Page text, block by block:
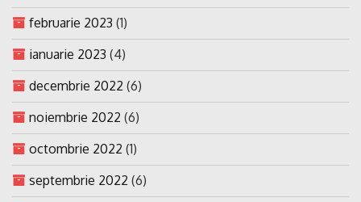
februarie 2023 (1)
ianuarie 2023 (4)
decembrie 2022 (6)
noiembrie 2022 (6)
octombrie 2022 (1)
septembrie 2022 (6)